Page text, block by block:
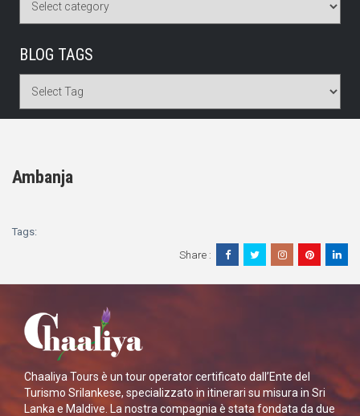
BLOG TAGS
Ambanja
Tags:
Share :
Chaaliya Tours è un tour operator certificato dall’Ente del
Turismo Srilankese, specializzato in itinerari su misura in Sri
Lanka e Maldive. La nostra compagnia è stata fondata da due